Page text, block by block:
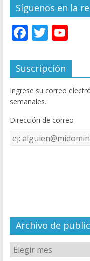
Síguenos en la
F
e
b
o
o
k
T
itt
er
Y
u
T
u
e
C
el
Suscripción
Ingrese su correo
semanales.
Dirección de correo
Dirección
de
Archivo de